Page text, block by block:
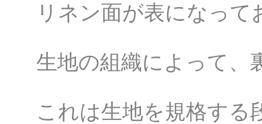
リネン面が表になって
生地の組織によって、
これは生地を規格する